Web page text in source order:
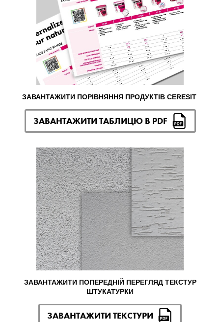
ЗАВАНТАЖИТИ ПОРІВНЯННЯ ПРОДУКТІВ CERESIT
ЗАВАНТАЖИТИ ТАБЛИЦЮ В PDF
ЗАВАНТАЖИТИ ПОПЕРЕДНІЙ ПЕРЕГЛЯД ТЕКСТУР
ШТУКАТУРКИ
ЗАВАНТАЖИТИ ТЕКСТУРИ